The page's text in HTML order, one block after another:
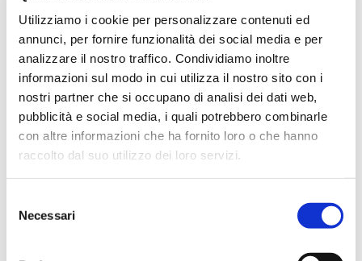
Utilizziamo i cookie per personalizzare contenuti ed
annunci, per fornire funzionalità dei social media e per
analizzare il nostro traffico. Condividiamo inoltre
informazioni sul modo in cui utilizza il nostro sito con i
nostri partner che si occupano di analisi dei dati web,
pubblicità e social media, i quali potrebbero combinarle
con altre informazioni che ha fornito loro o che hanno
raccolto dal suo utilizzo dei loro servizi.
delNecessari
un pezzo, e le energie insieme a
lui.
Se ripenso ai momenti più difficili
vissuti durante i tre mesi di
viaggio mi rendo conto che era la
fatica a farli nascere, e
stanchezza che un’avventura di